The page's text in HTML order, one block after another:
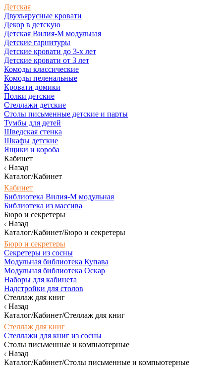
Детская
Двухъярусные кровати
Декор в детскую
Детская Вилия-М модульная
Детские гарнитуры
Детские кровати до 3-х лет
Детские кровати от 3 лет
Комоды классические
Комоды пеленальные
Кровати домики
Полки детские
Стеллажи детские
Столы письменные детские и парты
Тумбы для детей
Шведская стенка
Шкафы детские
Ящики и короба
Кабинет
Назад
Каталог/Кабинет
Кабинет
Библиотека Вилия-М модульная
Библиотека из массива
Бюро и секретеры
Назад
Каталог/Кабинет/Бюро и секретеры
Бюро и секретеры
Секретеры из сосны
Модульная библиотека Купава
Модульная библиотека Оскар
Наборы для кабинета
Надстройки для столов
Стеллаж для книг
Назад
Каталог/Кабинет/Стеллаж для книг
Стеллаж для книг
Стеллажи для книг из сосны
Столы письменные и компьютерные
Назад
Каталог/Кабинет/Столы письменные и компьютерные